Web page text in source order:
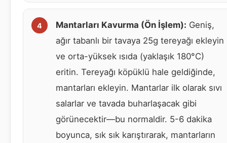
Mantarları Kavurma (Ön İşlem): Geniş,
ağır tabanlı bir tavaya 25g tereyağı ekleyin
ve orta-yüksek ısıda (yaklaşık 180°C)
eritin. Tereyağı köpüklü hale geldiğinde,
mantarları ekleyin. Mantarlar ilk olarak sıvı
salarlar ve tavada buharlaşacak gibi
görünecektir—bu normaldir. 5-6 dakika
boyunca, sık sık karıştırarak, mantarların